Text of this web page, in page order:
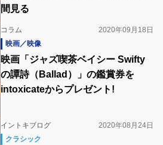
間見る
コラム
2020年09月18日
映画／映像
映画「ジャズ喫茶ベイシー Swifty
の譚詩（Ballad）」の鑑賞券を
intoxicateからプレゼント!
イントキブログ
2020年08月24日
クラシック